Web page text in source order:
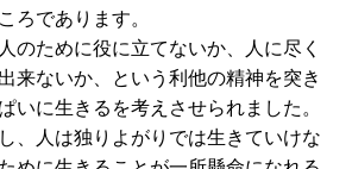
ろであります。
のために役に立てないか、人に尽く
来ないか、という利他の精神を突き
いに生きるを考えさせられました。
、人は独りよがりでは生きていけな